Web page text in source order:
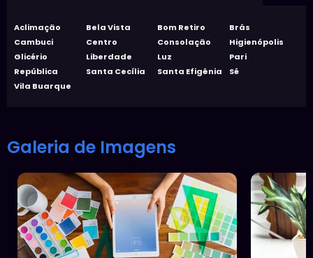
Aclimação Bela Vista Bom Retiro
Brás
Cambuci
Centro Consolação
Higienópolis
Glicério
Liberdade Luz
Pari
República
Santa Cecília Santa Efigênia
Sé
Vila Buarque
Galeria de Imagens